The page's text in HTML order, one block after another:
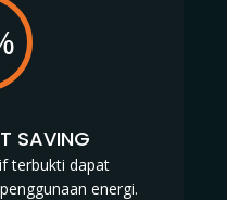
SAVING
terbukti dapat
energi.